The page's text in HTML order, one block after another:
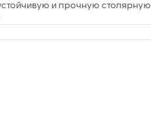
и прочную столярную